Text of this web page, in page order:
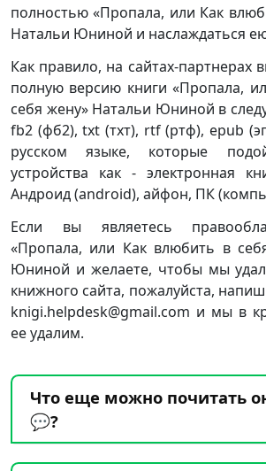
полностью «Пропала, или Как
Натальи Юниной и наслаждаться
Как правило, на сайтах-партнерах
полную версию книги «Пропала,
себя жену» Натальи Юниной в
fb2 (фб2), txt (тхт), rtf (ртф), epub
русском языке, которые
устройства как - электронная
Андроид (android), айфон, ПК
Если вы являетесь
«Пропала, или Как влюбить в
Юниной и желаете, чтобы мы
книжного сайта, пожалуйста,
knigi.helpdesk@gmail.com и мы в
ее удалим.
Что еще можно почитать
💬?